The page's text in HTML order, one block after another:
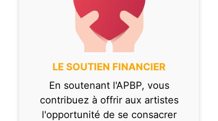
LE SOUTIEN FINANCIER
En soutenant l'APBP, vous
contribuez à offrir aux artistes
l'opportunité de se consacrer